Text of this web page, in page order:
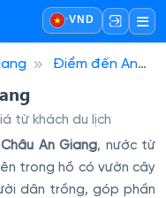
·VND
Điểm đến An
từ khách du lịch
An Giang, nước từ
trong hồ có vườn cây
dân trồng, góp phần